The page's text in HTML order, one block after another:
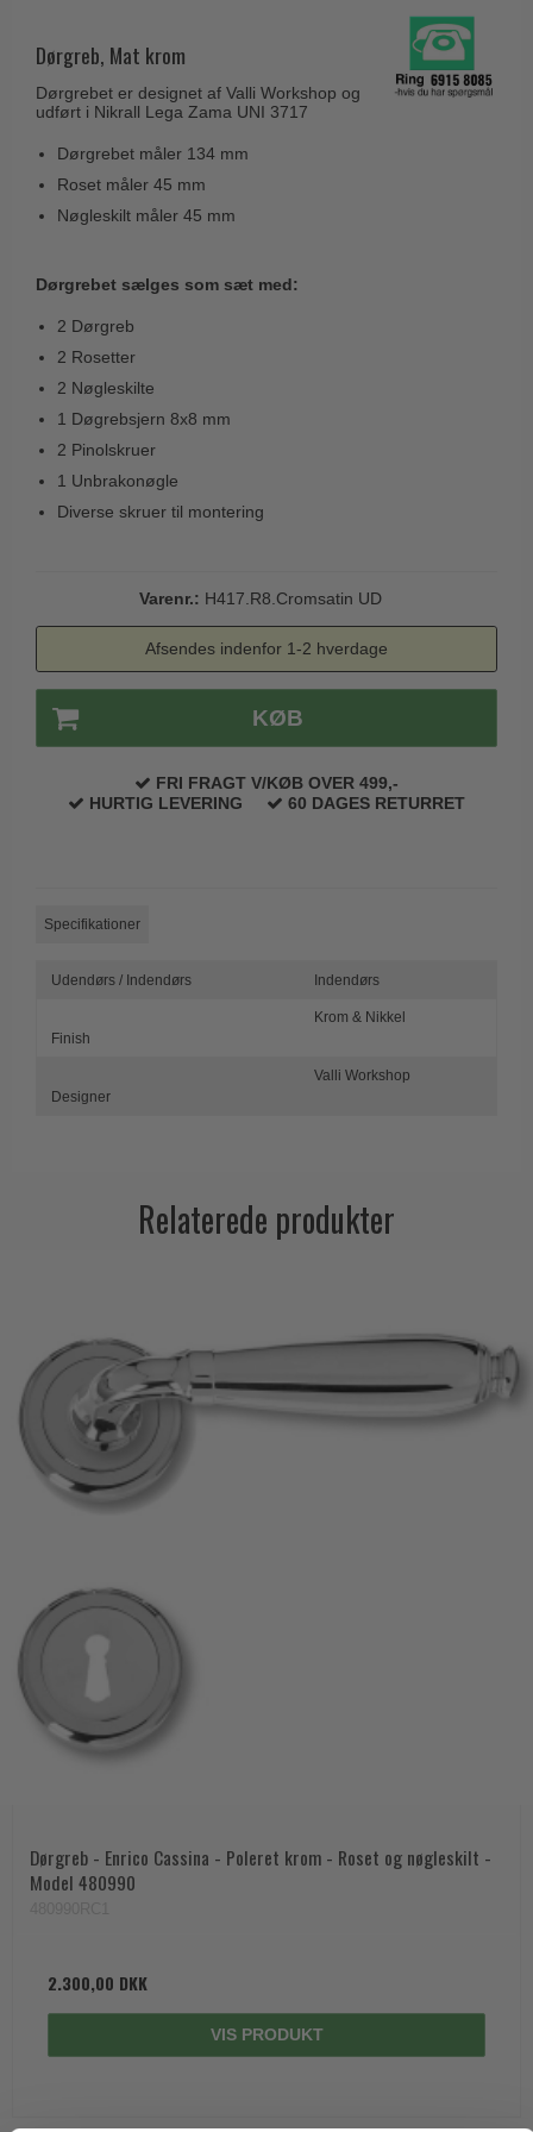
Gio Ponti LAMA
Medici dørgreb
Svanemøllen træ dørgreb
Weingarden dørgreb
Østerbro træ dørgreb
Formani dørgreb
FSB dørgreb
Randi Classic Line
Turnstyle Designs Dørgreb
Paskvilgreb - Terrasse
Udendørs dørgreb
Brevindkast
Ringetryk
Dørhængsler
Skruer
Hattehylder
Kahytskrog
Olivari
Turnstyle Designs
RDS Italienske dørgreb
Samuel Heath produkter
Søe-Jensen & Co.
Valli & Valli dørgreb
VONSILD Møbelgreb
Dørgreb, Mat krom
Dørgrebet er designet af Valli Workshop og
udført i Nikrall Lega Zama UNI 3717
Dørgrebet måler 134 mm
Roset måler 45 mm
Nøgleskilt måler 45 mm
Dørgrebet sælges som sæt med:
2 Dørgreb
2 Rosetter
2 Nøgleskilte
1 Døgrebsjern 8x8 mm
2 Pinolskruer
1 Unbrakonøgle
Diverse skruer til montering
Varenr.: H417.R8.Cromsatin UD
Afsendes indenfor 1-2 hverdage
KØB
FRI FRAGT V/KØB OVER 499,-
HURTIG LEVERING
60 DAGES RETURRET
Specifikationer
Udendørs / Indendørs Indendørs
Finish
Krom & Nikkel
Designer
Valli Workshop
Relaterede produkter
Dørgreb - Enrico Cassina - Poleret krom - Roset og nøgleskilt -
Model 480990
2.300,00 DKK
VIS PRODUKT